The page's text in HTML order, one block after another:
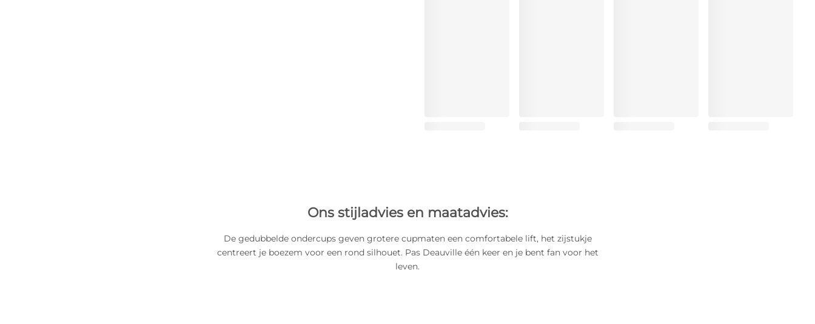
Ons stijladvies en maatadvies:
De gedubbelde ondercups geven grotere cupmaten een comfortabele lift, het zijstukje
centreert je boezem voor een rond silhouet. Pas Deauville één keer en je bent fan voor het
leven.